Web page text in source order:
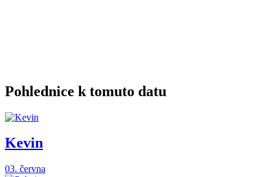
Pohlednice k tomuto datu
Kevin
03. června